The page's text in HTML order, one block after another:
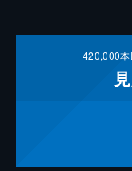
420,000